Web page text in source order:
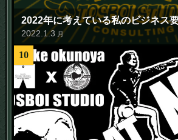
2022年に考えている私のビジネス
2022 1.3 月
10